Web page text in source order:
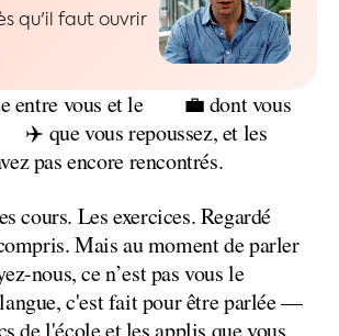
qu'il faut ouvrir
entrevous etle 💼dontvous
✈️ quevousrepoussez,etles
pasencorerencontrés.
cours. Lesexercices.Regardé
Maisaumomentdeparler
nous, ce n’estpasvousle
langue,c'estfaitpourêtreparlée—
del'écoleetlesapplis quevous